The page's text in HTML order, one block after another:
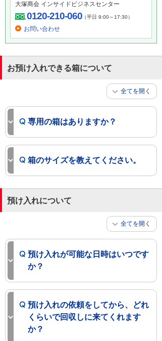
大塚商会 インサイドビジネスセンター
0120-210-060（平日 9:00～17:30）
お問い合わせ
お預け入れできる箱について
全てを開く
専用の箱はありますか？
箱のサイズを教えてください。
預け入れについて
全てを開く
預け入れが可能な日時はいつです
か？
預け入れの依頼をしてから、どれ
くらいで回収しに来てくれます
か？